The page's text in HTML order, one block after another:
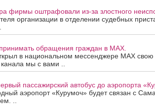
фирмы оштрафовали из-за злостного
организации в отделении судебных
обращения граждан в МАХ.
в национальном мессенджере МАХ свою
мы с вами ..
пассажирский автобус до аэропорта
аэропорт «Курумоч» будет связан с
..